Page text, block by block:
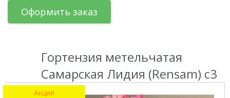
Оформить заказ
Гортензия метельчатая
Самарская Лидия (Rensam) с3
Акция